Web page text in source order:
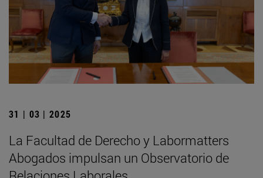
31 | 03 | 2025
La Facultad de Derecho y Labormatters
Abogados impulsan un Observatorio de